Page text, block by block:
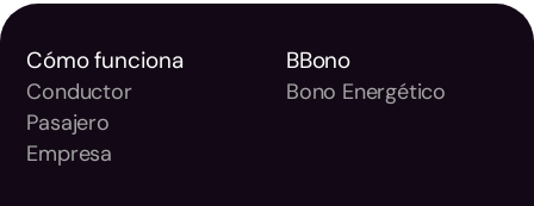
Cómo funciona
Conductor
Pasajero
Empresa
BBono
Bono Energético